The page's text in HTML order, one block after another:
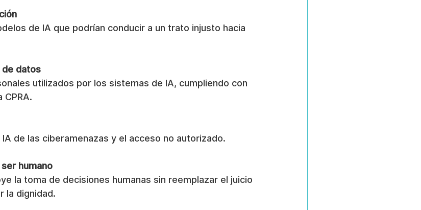
de IA que podrían conducir a un trato injusto hacia
de datos
utilizados por los sistemas de IA, cumpliendo con
CPRA.
de las ciberamenazas y el acceso no autorizado.
humano
la toma de decisiones humanas sin reemplazar el juicio
la dignidad.